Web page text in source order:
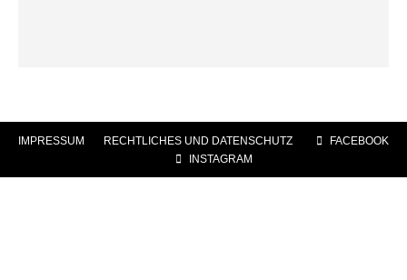
IMPRESSUM RECHTLICHES UND DATENSCHUTZ
FACEBOOK
INSTAGRAM